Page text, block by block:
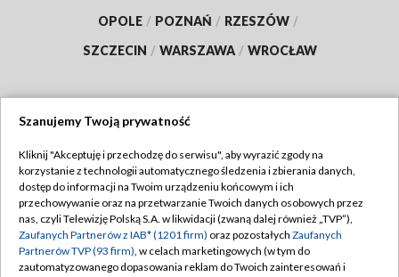
OPOLE / POZNAŃ / RZESZÓW /
SZCZECIN / WARSZAWA / WROCŁAW
TVP
Abonament TVP
Emisja w TVP
Centrum informacji TVP
Regulamin TVP
Polityka prywatności
Moje zgody
Szanujemy Twoją prywatność
Kliknij "Akceptuję i przechodzę do serwisu", aby wyrazić zgody na
korzystanie z technologii automatycznego śledzenia i zbierania danych,
dostęp do informacji na Twoim urządzeniu końcowym i ich
przechowywanie oraz na przetwarzanie Twoich danych osobowych przez
nas, czyli Telewizję Polską S.A. w likwidacji (zwaną dalej również „TVP”),
Zaufanych Partnerów z IAB* (1201 firm) oraz pozostałych Zaufanych
Partnerów TVP (93 firm), w celach marketingowych (w tym do
zautomatyzowanego dopasowania reklam do Twoich zainteresowań i